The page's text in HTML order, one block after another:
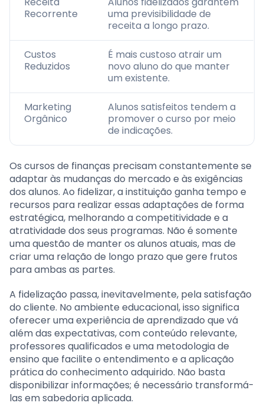
Recorrente
uma previsibilidade de
receita a longo prazo.
Custos
Reduzidos
É mais custoso atrair um
novo aluno do que manter
um existente.
Marketing
Orgânico
Alunos satisfeitos tendem a
promover o curso por meio
de indicações.
Os cursos de finanças precisam constantemente se
adaptar às mudanças do mercado e às exigências
dos alunos. Ao fidelizar, a instituição ganha tempo e
recursos para realizar essas adaptações de forma
estratégica, melhorando a competitividade e a
atratividade dos seus programas. Não é somente
uma questão de manter os alunos atuais, mas de
criar uma relação de longo prazo que gere frutos
para ambas as partes.
A fidelização passa, inevitavelmente, pela satisfação
do cliente. No ambiente educacional, isso significa
oferecer uma experiência de aprendizado que vá
além das expectativas, com conteúdo relevante,
professores qualificados e uma metodologia de
ensino que facilite o entendimento e a aplicação
prática do conhecimento adquirido. Não basta
disponibilizar informações; é necessário transformá-
las em sabedoria aplicada.